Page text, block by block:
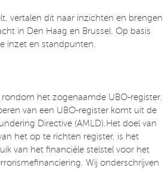
vertalen dit naar inzichten en brengen
in Den Haag en Brussel. Op basis
inzet en standpunten.
het zogenaamde UBO-register.
van een UBO-register komt uit de
Directive (AMLD).Het doel van
het op te richten register, is het
van het financiële stelstel voor het
Wij onderschrijven